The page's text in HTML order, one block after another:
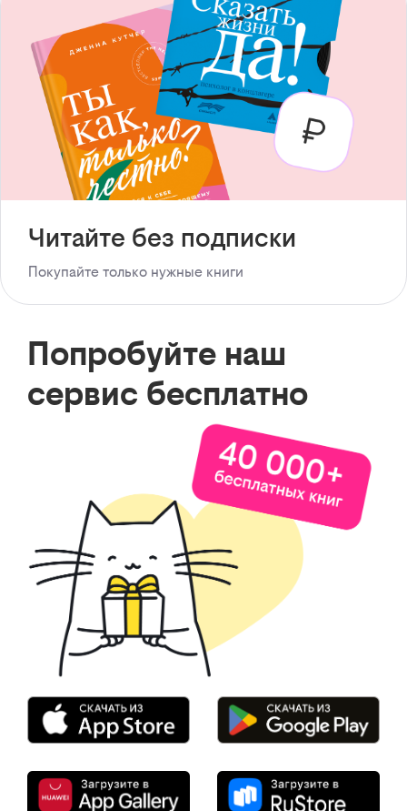
Читайте без подписки
Покупайте только нужные книги
Попробуйте наш
сервис бесплатно